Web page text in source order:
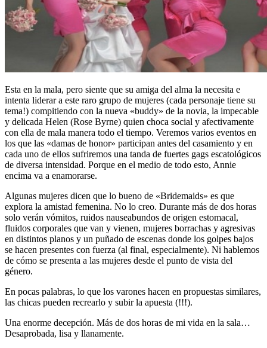
Esta en la mala, pero siente que su amiga del alma la necesita e
intenta liderar a este raro grupo de mujeres (cada personaje tiene su
tema!) compitiendo con la nueva «buddy» de la novia, la impecable
y delicada Helen (Rose Byrne) quien choca social y afectivamente
con ella de mala manera todo el tiempo. Veremos varios eventos en
los que las «damas de honor» participan antes del casamiento y en
cada uno de ellos sufriremos una tanda de fuertes gags escatológicos
de diversa intensidad. Porque en el medio de todo esto, Annie
encima va a enamorarse.
Algunas mujeres dicen que lo bueno de «Bridemaids» es que
explora la amistad femenina. No lo creo. Durante más de dos horas
solo verán vómitos, ruidos nauseabundos de origen estomacal,
fluidos corporales que van y vienen, mujeres borrachas y agresivas
en distintos planos y un puñado de escenas donde los golpes bajos
se hacen presentes con fuerza (al final, especialmente). Ni hablemos
de cómo se presenta a las mujeres desde el punto de vista del
género.
En pocas palabras, lo que los varones hacen en propuestas similares,
las chicas pueden recrearlo y subir la apuesta (!!!).
Una enorme decepción. Más de dos horas de mi vida en la sala…
Desaprobada, lisa y llanamente.